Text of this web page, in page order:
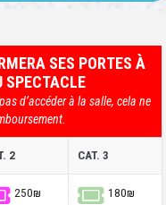
SES PORTES À
SPECTACLE
d’accéder à la salle, cela ne
2 CAT. 3
250₪ 180₪